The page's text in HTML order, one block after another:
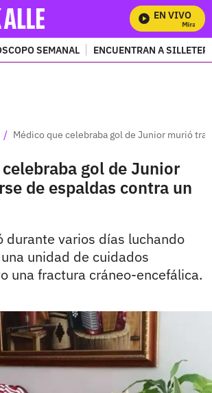
EN VIVO
Mira
SEMANAL ENCUENTRAN A
/ Médico que celebraba gol de Junior murió
gol de Junior
de espaldas contra un
durante varios días luchando
unidad de cuidados
una fractura cráneo-encefálica.